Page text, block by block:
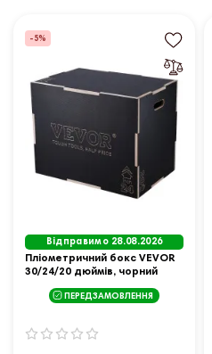
-5%
Відправимо 28.08.2026
Пліометричний бокс VEVOR
30/24/20 дюймів, чорний
ПЕРЕДЗАМОВЛЕННЯ